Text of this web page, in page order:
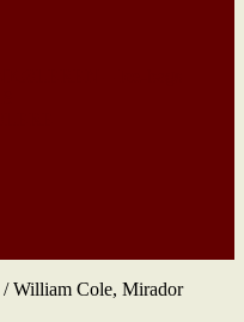
/ William Cole, Mirador